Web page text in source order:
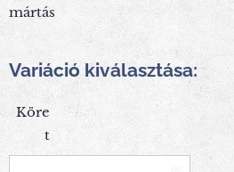
mártás
Variáció kiválasztása:
Köre
t